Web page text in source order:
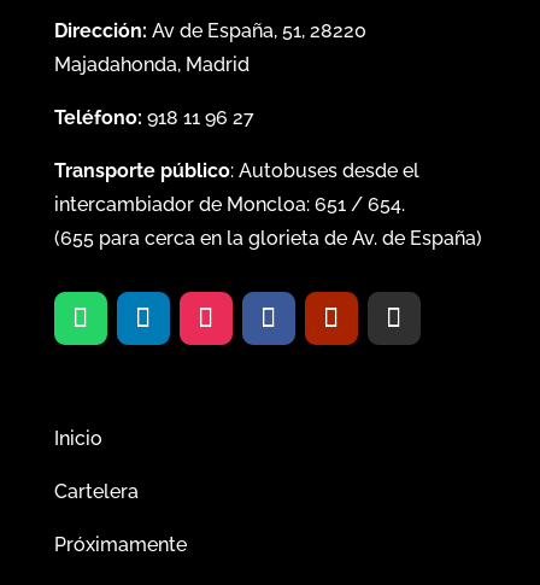
Dirección: Av de España, 51, 28220
Majadahonda, Madrid
Teléfono: 918 11 96 27
Transporte público: Autobuses desde el
intercambiador de Moncloa: 651/ 654.
(655para cerca en la glorieta de Av. de España)
Inicio
Cartelera
Próximamente